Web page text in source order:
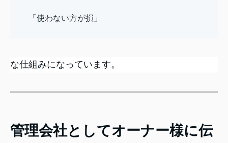
「使わない方が損」
な仕組みになっています。
管理会社としてオーナー様に伝